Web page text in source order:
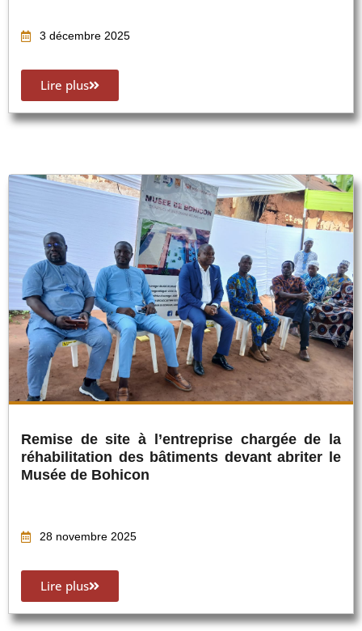
3 décembre 2025
Lire plus
Remise de site à l’entreprise chargée de la
réhabilitation des bâtiments devant abriter le
Musée de Bohicon
28 novembre 2025
Lire plus